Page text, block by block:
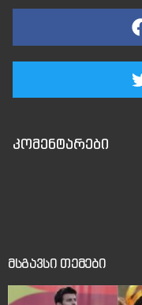
კომენტარები
მსგავსი თემები